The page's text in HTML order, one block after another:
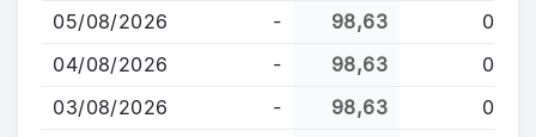
principal
05/08/2026
- 98,63
0
04/08/2026
- 98,63
0
03/08/2026
- 98,63
0